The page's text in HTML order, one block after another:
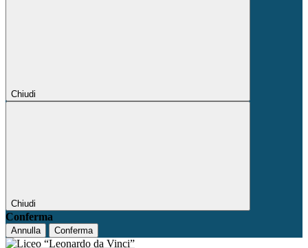
Chiudi
Chiudi
Conferma
Annulla Conferma